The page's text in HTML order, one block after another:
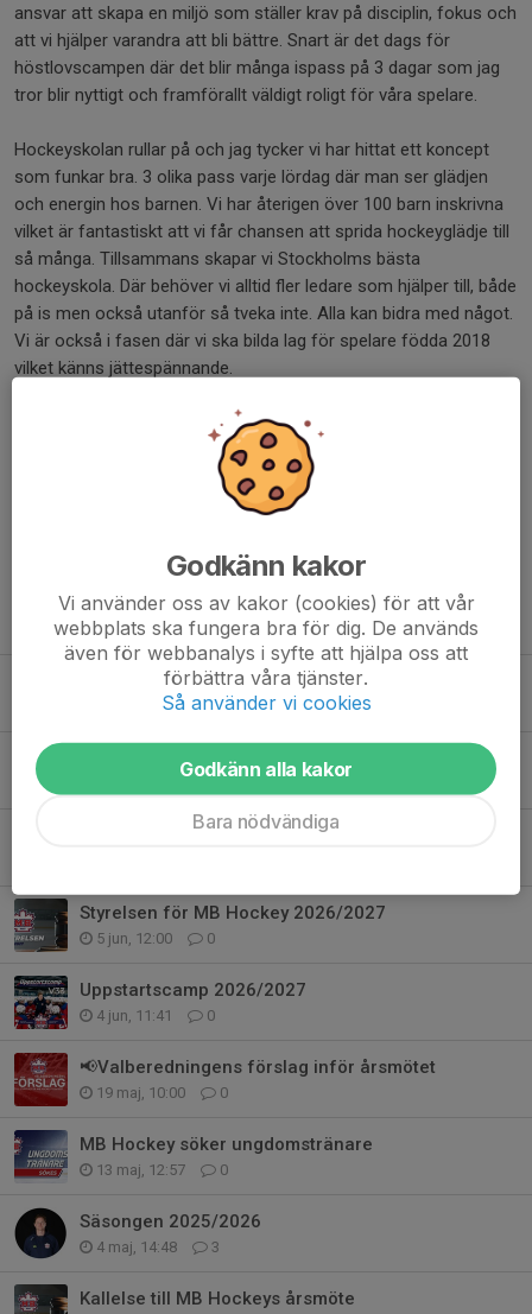
ansvar att skapa en miljö som ställer krav på disciplin, fokus och
att vi hjälper varandra att bli bättre. Snart är det dags för
höstlovscampen där det blir många ispass på 3 dagar som jag
tror blir nyttigt och framförallt väldigt roligt för våra spelare.
Hockeyskolan rullar på och jag tycker vi har hittat ett koncept
som funkar bra. 3 olika pass varje lördag där man ser glädjen
och energin hos barnen. Vi har återigen över 100 barn inskrivna
vilket är fantastiskt att vi får chansen att sprida hockeyglädje till
så många. Tillsammans skapar vi Stockholms bästa
hockeyskola. Där behöver vi alltid fler ledare som hjälper till, både
på is men också utanför så tveka inte. Alla kan bidra med något.
Vi är också i fasen där vi ska bilda lag för spelare födda 2018
vilket känns jättespännande.
Mvh Calle Ackered | Sportchef
Tidigare nyheter
Sälj- & bytardag för MB lördag 8 augusti
4 aug, 11:15 0
Exklusiv hockeykampanj för våra klubbmedlemmar
Styrelsen för MB Hockey 2026/2027
5 jun, 12:00 0
Uppstartscamp 2026/2027
4 jun, 11:41 0
📢Valberedningens förslag inför årsmötet
19 maj, 10:00 0
MB Hockey söker ungdomstränare
13 maj, 12:57 0
Säsongen 2025/2026
4 maj, 14:48 3
Kallelse till MB Hockeys årsmöte
Godkänn kakor
Vi använder oss av kakor (cookies) för att vår
webbplats ska fungera bra för dig. De används
även för webbanalys i syfte att hjälpa oss att
förbättra våra tjänster.
Så använder vi cookies
Godkänn alla kakor
Bara nödvändiga